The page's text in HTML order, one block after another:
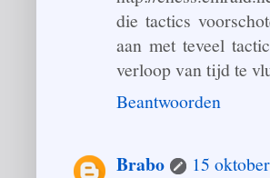
die tactics
aan met teveel
verloop van tijd te
Beantwoorden
Brabo
15